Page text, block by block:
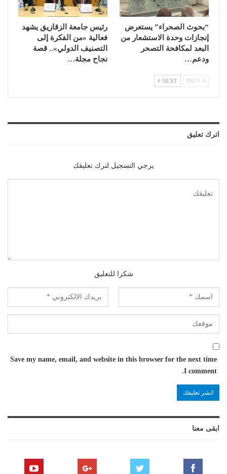
“بحوث الصحراء” يستعرض
إنجازات وحدة الاستشعار من
البعد لمكافحة التصحر
ودعم…
رئيس جامعة الزقازيق يشهد
فعالية «من الفكرة إلى
التصنيف الدولي».. قصة
نجاح مجلة…
NEXT
اترك تعليق
يرجي التسجيل لترك تعليقك
شكرا للتعليق
Save my name, email, and website in this browser for the next time
I comment.
ابقى معنا